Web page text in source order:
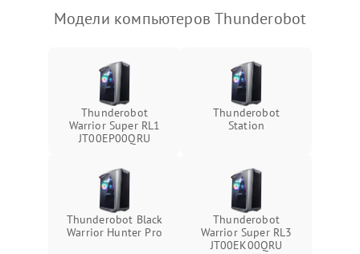
Модели компьютеров Thunderobot
Thunderobot
Warrior Super RL1
JT00EP00QRU
Thunderobot
Station
Thunderobot Black
Warrior Hunter Pro
Thunderobot
Warrior Super RL3
JT00EK00QRU